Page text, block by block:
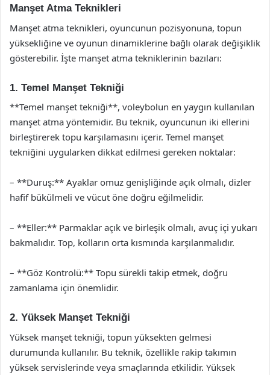
Manşet Atma Teknikleri
Manşet atma teknikleri, oyuncunun pozisyonuna, topun
yüksekliğine ve oyunun dinamiklerine bağlı olarak değişiklik
gösterebilir. İşte manşet atma tekniklerinin bazıları:
1. Temel Manşet Tekniği
**Temel manşet tekniği**, voleybolun en yaygın kullanılan
manşet atma yöntemidir. Bu teknik, oyuncunun iki ellerini
birleştirerek topu karşılamasını içerir. Temel manşet
tekniğini uygularken dikkat edilmesi gereken noktalar:
– **Duruş:** Ayaklar omuz genişliğinde açık olmalı, dizler
hafif bükülmeli ve vücut öne doğru eğilmelidir.
– **Eller:** Parmaklar açık ve birleşik olmalı, avuç içi yukarı
bakmalıdır. Top, kolların orta kısmında karşılanmalıdır.
– **Göz Kontrolü:** Topu sürekli takip etmek, doğru
zamanlama için önemlidir.
2. Yüksek Manşet Tekniği
Yüksek manşet tekniği, topun yüksekten gelmesi
durumunda kullanılır. Bu teknik, özellikle rakip takımın
yüksek servislerinde veya smaçlarında etkilidir. Yüksek